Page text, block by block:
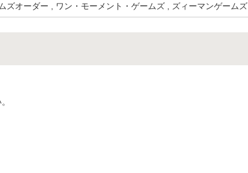
ズオーダー , ワン・モーメント・ゲームズ , ズィーマンゲームズ